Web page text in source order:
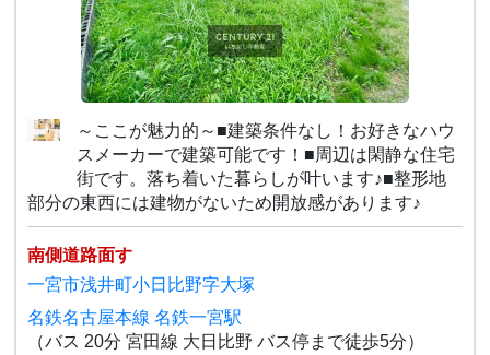
～ここが魅力的～■建築条件なし！お好きなハウ
スメーカーで建築可能です！■周辺は閑静な住宅
街です。落ち着いた暮らしが叶います♪■整形地
部分の東西には建物がないため開放感があります♪
南側道路面す
一宮市浅井町小日比野字大塚
名鉄名古屋本線 名鉄一宮駅
（バス 20分 宮田線 大日比野 バス停まで徒歩5分）